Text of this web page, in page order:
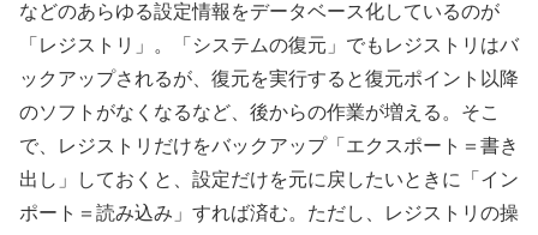
などのあらゆる設定情報をデータベース化しているのが
「レジストリ」。「システムの復元」でもレジストリはバ
ックアップされるが、復元を実行すると復元ポイント以降
のソフトがなくなるなど、後からの作業が増える。そこ
で、レジストリだけをバックアップ「エクスポート＝書き
出し」しておくと、設定だけを元に戻したいときに「イン
ポート＝読み込み」すれば済む。ただし、レジストリの操